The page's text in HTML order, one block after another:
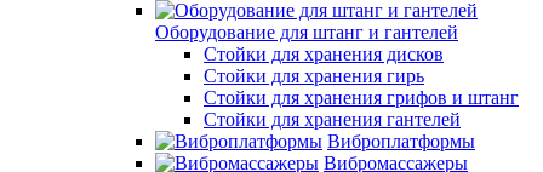
Оборудование для штанг и гантелей
Стойки для хранения дисков
Стойки для хранения гирь
Стойки для хранения грифов и штанг
Стойки для хранения гантелей
Виброплатформы
Вибромассажеры